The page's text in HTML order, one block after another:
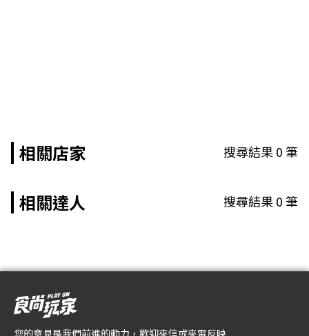
相關店家 搜尋結果0筆
相關達人 搜尋結果0筆
您的意見是我們前進的動力，歡迎來信或來電反映